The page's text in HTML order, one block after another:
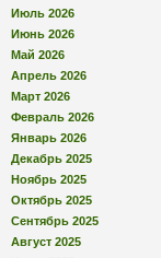
Июль 2026
Июнь 2026
Май 2026
Апрель 2026
Март 2026
Февраль 2026
Январь 2026
Декабрь 2025
Ноябрь 2025
Октябрь 2025
Сентябрь 2025
Август 2025